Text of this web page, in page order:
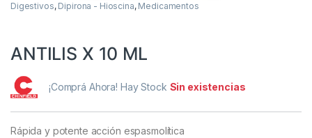
Digestivos, Dipirona - Hioscina, Medicamentos
ANTILIS X 10 ML
¡Comprá Ahora! Hay Stock Sin existencias
Rápida y potente acción espasmolítica